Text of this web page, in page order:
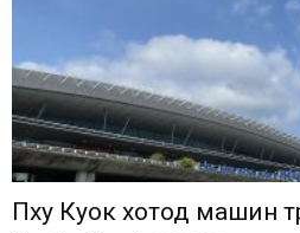
Пху Куок хотод машин